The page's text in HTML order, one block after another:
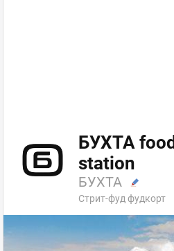
БУХТА food
station
БУХТА
Стрит-фуд фудкорт